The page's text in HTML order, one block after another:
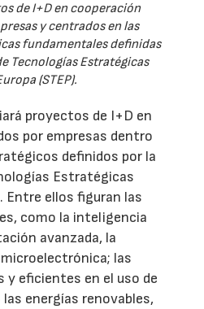
de I+D en cooperación
y centrados en las
fundamentales definidas
Tecnologías Estratégicas
(STEP).
proyectos de I+D en
por empresas dentro
definidos por la
Estratégicas
Entre ellos figuran las
como la inteligencia
avanzada, la
las
y eficientes en el uso de
energías renovables,